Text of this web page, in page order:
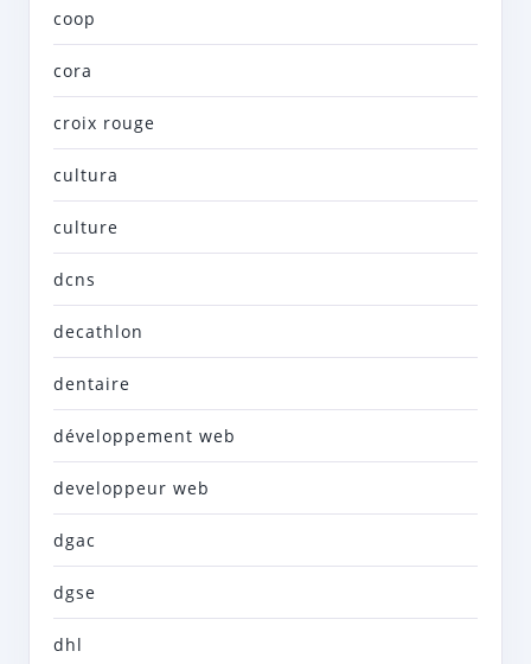
coop
cora
croix rouge
cultura
culture
dcns
decathlon
dentaire
développement web
developpeur web
dgac
dgse
dhl